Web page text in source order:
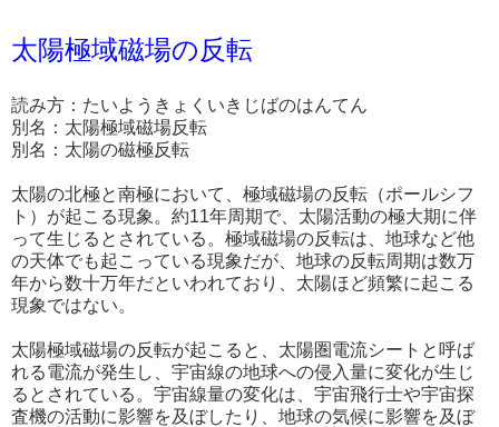
太陽極域磁場の反転
読み方：たいようきょくいきじばのはんてん
別名：太陽極域磁場反転
別名：太陽の磁極反転
太陽の北極と南極において、極域磁場の反転（ポールシフ
ト）が起こる現象。約11年周期で、太陽活動の極大期に伴
って生じるとされている。極域磁場の反転は、地球など他
の天体でも起こっている現象だが、地球の反転周期は数万
年から数十万年だといわれており、太陽ほど頻繁に起こる
現象ではない。
太陽極域磁場の反転が起こると、太陽圏電流シートと呼ば
れる電流が発生し、宇宙線の地球への侵入量に変化が生じ
るとされている。宇宙線量の変化は、宇宙飛行士や宇宙探
査機の活動に影響を及ぼしたり、地球の気候に影響を及ぼ